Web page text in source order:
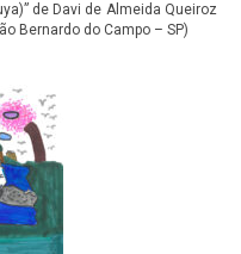
de Davi de Almeida Queiroz
Bernardo do Campo – SP)